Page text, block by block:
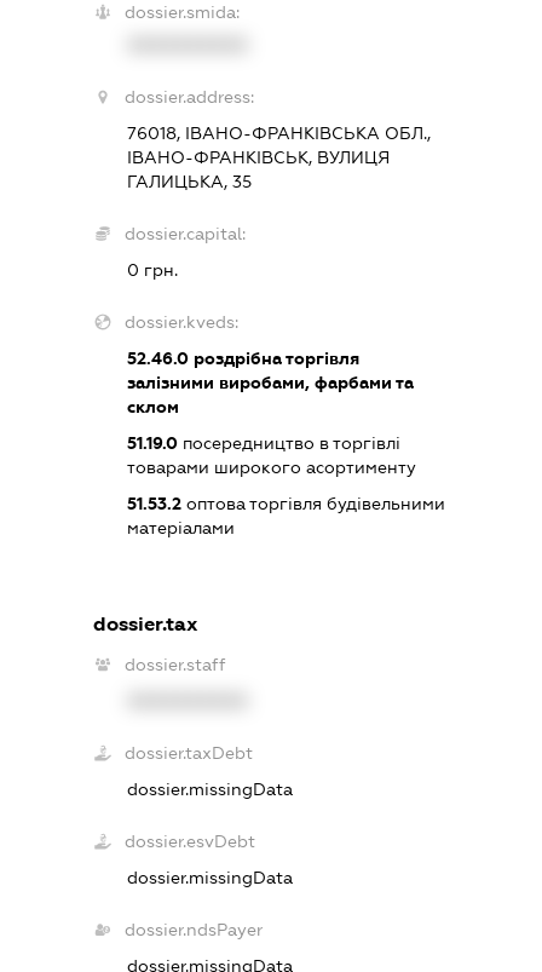
dossier.smida:
dossier.address:
76018, ІВАНО-ФРАНКІВСЬКА ОБЛ.,
ІВАНО-ФРАНКІВСЬК, ВУЛИЦЯ
ГАЛИЦЬКА, 35
dossier.capital:
0 грн.
dossier.kveds:
52.46.0роздрібна торгівля
залізними виробами, фарбами та
склом
51.19.0посередництво в торгівлі
товарами широкого асортименту
51.53.2оптова торгівля будівельними
матеріалами
dossier.tax
dossier.staff
dossier.taxDebt
dossier.missingData
dossier.esvDebt
dossier.missingData
dossier.ndsPayer
dossier.missingData